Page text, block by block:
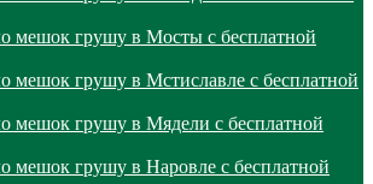
мешок грушу в Мосты с бесплатной
мешок грушу в Мстиславле с бесплатной
мешок грушу в Мядели с бесплатной
мешок грушу в Наровле с бесплатной